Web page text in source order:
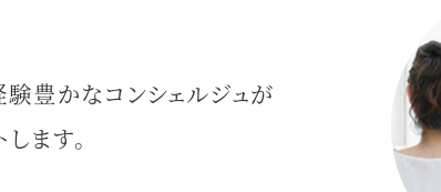
験豊かなコンシェルジュが
ます。